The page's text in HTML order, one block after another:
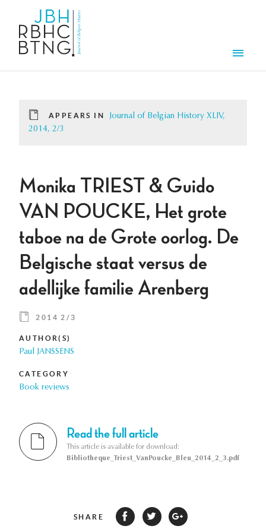
APPEARS IN
Journal of Belgian History XLIV,
2014, 2/3
Monika TRIEST & Guido
VAN POUCKE, Het grote
taboe na de Grote oorlog. De
Belgische staat versus de
adellijke familie Arenberg
2014 2/3
AUTHOR(S)
Paul JANSSENS
CATEGORY
Book reviews
Read the full article
This article is available for download:
Bibliotheque_Triest_VanPoucke_Bleu_2014_2_3.pdf
SHARE